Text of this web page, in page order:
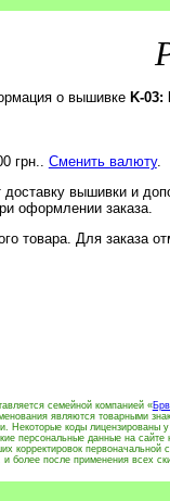
о вышивке K-03:
грн.. Сменить валюту.
вышивки и
оформлении заказа.
товара. Для заказа
семейной компанией «
являются товарными
Некоторые коды лицензированы
персональные данные на сайте
корректировок
более после применения всех